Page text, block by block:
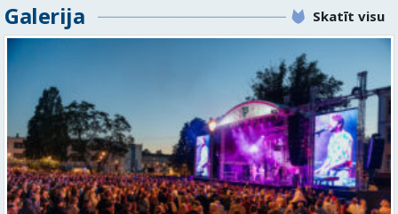
Valmiera, Valmieras nov. Darba laika veids: Summētais darba laiks
Darba veids: Darbinieka amats uz nenoteiktu laiku Slodze: Viena
vesela slodze Darbības joma: Pakalpojumi Pieteikto vietu skaits: 1
Līgums: Darbinieka amats uz nenoteiktu laiku Aktuāla līdz: 2026-08-
21 Kontaktpersona: CV ar norādi vakancei lūdzu sūtīt uz e-pastu
info@vtu-valmiera.lv vai iesniegt personīgi Izglītības līmenis:
Vispārējā vidējā izglītība
padarītā) - Vienmēr laikā izmaksātu algu - Profesionālus un
atbalstošus kolēģus Lūgums CV sūtīt uz e- pastu:
SAIŅOŠANAS OPERATORS Algas izmaksas veids: Laika darba alga
Darba vietas adrese: LATVIJA, Gravas iela 2, Kocēni, Kocēnu pag.,
Valmieras nov. Slodze: Viena vesela slodze Darbības joma: Ražošana
Pieteikto vietu skaits: 2 Aktuāla līdz: 2027-09-07 Darba sākšanas
datums: 2026-08-17 Kontaktpersona: Davids Pavlovs
Galerija Skatīt visu